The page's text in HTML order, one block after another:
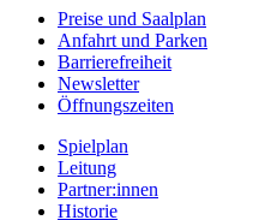
Preise und Saalplan
Anfahrt und Parken
Barrierefreiheit
Newsletter
Öffnungszeiten
Spielplan
Leitung
Partner:innen
Historie